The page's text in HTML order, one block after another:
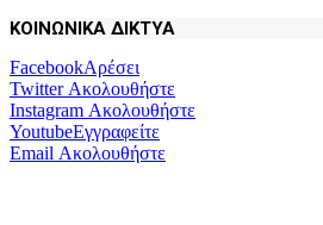
ΚΟΙΝΩΝΙΚΑ ΔΙΚΤΥΑ
FacebookΑρέσει
TwitterΑκολουθήστε
Instagram Ακολουθήστε
YoutubeΕγγραφείτε
Email Ακολουθήστε